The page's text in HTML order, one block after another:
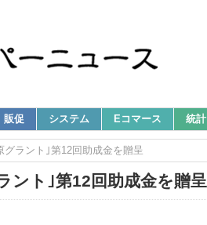
販促 システム Eコマース 統計
ラント｣第12回助成金を贈呈
ント｣第12回助成金を贈呈